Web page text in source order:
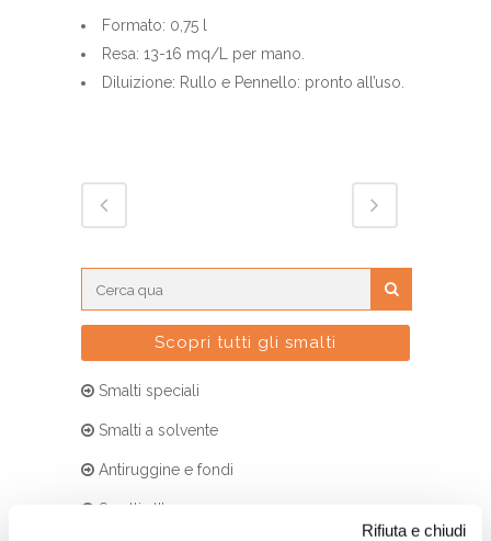
Rifiuta e chiudi
Scopri tutti gli smalti
Smalti speciali
Smalti a solvente
Antiruggine e fondi
Smalti all’acqua
Formato: 0,75 l
Resa: 13-16 mq/L per mano.
Diluizione: Rullo e Pennello: pronto all’uso.